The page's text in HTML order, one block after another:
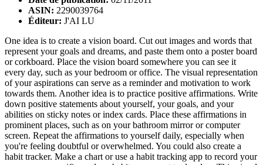
ASIN: 2290039764
Éditeur: J'AI LU
One idea is to create a vision board. Cut out images and words that
represent your goals and dreams, and paste them onto a poster board
or corkboard. Place the vision board somewhere you can see it
every day, such as your bedroom or office. The visual representation
of your aspirations can serve as a reminder and motivation to work
towards them. Another idea is to practice positive affirmations. Write
down positive statements about yourself, your goals, and your
abilities on sticky notes or index cards. Place these affirmations in
prominent places, such as on your bathroom mirror or computer
screen. Repeat the affirmations to yourself daily, especially when
you're feeling doubtful or overwhelmed. You could also create a
habit tracker. Make a chart or use a habit tracking app to record your